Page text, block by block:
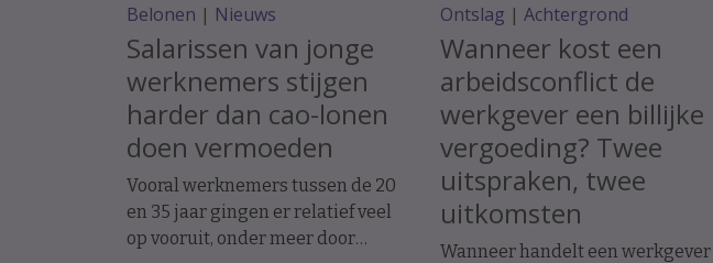
Belonen | Nieuws
Salarissen van jonge
werknemers stijgen
harder dan cao-lonen
doen vermoeden
Vooral werknemers tussen de 20
en 35 jaar gingen er relatief veel
op vooruit, onder meer door
Ontslag | Achtergrond
Wanneer kost een
arbeidsconflict de
werkgever een billijke
vergoeding? Twee
uitspraken, twee
uitkomsten
Wanneer handelt een werkgever